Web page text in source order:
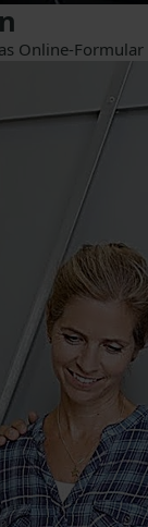
Online-